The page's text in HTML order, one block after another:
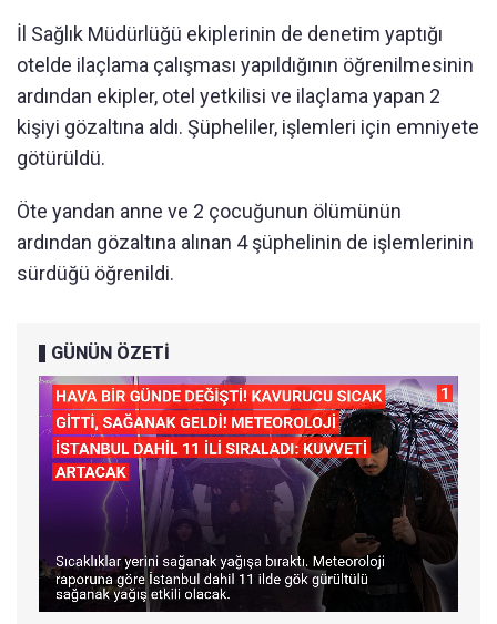
İl Sağlık Müdürlüğü ekiplerinin de denetim yaptığı
otelde ilaçlama çalışması yapıldığının öğrenilmesinin
ardından ekipler, otel yetkilisi ve ilaçlama yapan 2
kişiyi gözaltına aldı. Şüpheliler, işlemleri için emniyete
götürüldü.
Öte yandan anne ve 2 çocuğunun ölümünün
ardından gözaltına alınan 4 şüphelinin de işlemlerinin
sürdüğü öğrenildi.
GÜNÜN ÖZETİ